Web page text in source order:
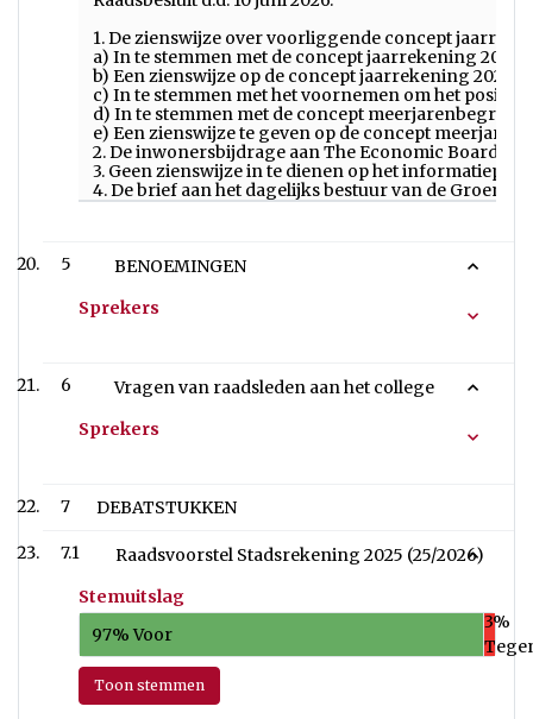
1. De zienswijze over voorliggende concept
a) In te stemmen met de concept jaarrekening
b) Een zienswijze op de concept jaarrekening 2025
c) In te stemmen met het voornemen om het
d) In te stemmen met de concept
e) Een zienswijze te geven op de concept
2. De inwonersbijdrage aan The Economic Board ter
3. Geen zienswijze in te dienen op het
4. De brief aan het dagelijks bestuur van de Groene
5
BENOEMINGEN
Sprekers
6
Vragen van raadsleden aan het college
Sprekers
7 DEBATSTUKKEN
7.1
Raadsvoorstel Stadsrekening 2025 (25/2026)
Stemuitslag
97% Voor
3%
Toon stemmen